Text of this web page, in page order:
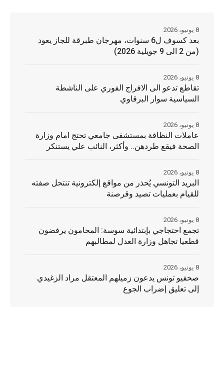
بعد كسوف ل6 سنوات، مهرجان طبرقة للجاز يعود
(من 2 الى 9 جويلية 2026)
8 يونيو، 2026
تقاطع تدعو الى الافراج الفوري على الناشطة
السياسية سوار البرقاوي
8 يونيو، 2026
عاملات النظافة بمستشفى جامعي تحتج امام وزارة
الصحة فيقع طردهن.. وأكثر، النائب علي يستنكر
8 يونيو، 2026
البريد التونسي يُحذر من مواقع إلكترونية تنتحل صفته
للقيام بعمليات تصيد وقرصنة
8 يونيو، 2026
تجمع احتجاجي بإبتدائية سوسة: المحامون يرفضون
قطعيا تجاهل وزارة العدل لمطالبهم
8 يونيو، 2026
صحفيو تونس يدعون زميلهم المعتقل مراد الزغيدي
إلى تعليق إضراب الجوع
8 يونيو، 2026